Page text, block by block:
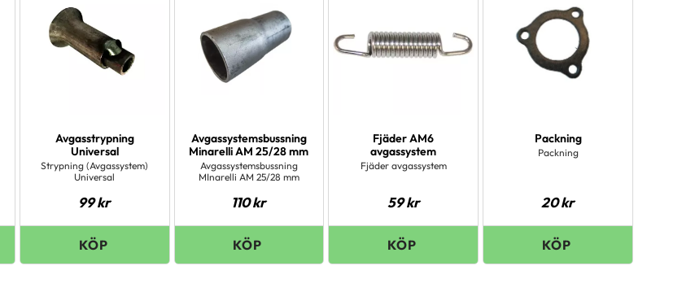
Avgasstrypning
Universal
Strypning (Avgassystem)
Universal
99kr
Avgassystemsbussning
Minarelli AM 25/28 mm
Avgassystemsbussning
MInarelli AM 25/28 mm
110kr
Fjäder AM6
avgassystem
Fjäder avgassystem
59kr
Packning
Packning
20kr